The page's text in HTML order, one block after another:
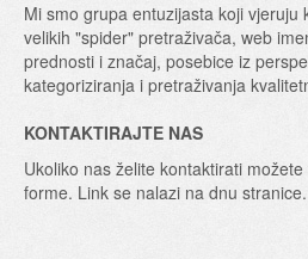
Mi smo grupa entuzijasta koji vjeruju
velikih "spider" pretraživača, web
prednosti i značaj, posebice iz
kategoriziranja i pretraživanja
KONTAKTIRAJTE NAS
Ukoliko nas želite kontaktirati
forme. Link se nalazi na dnu stranice.